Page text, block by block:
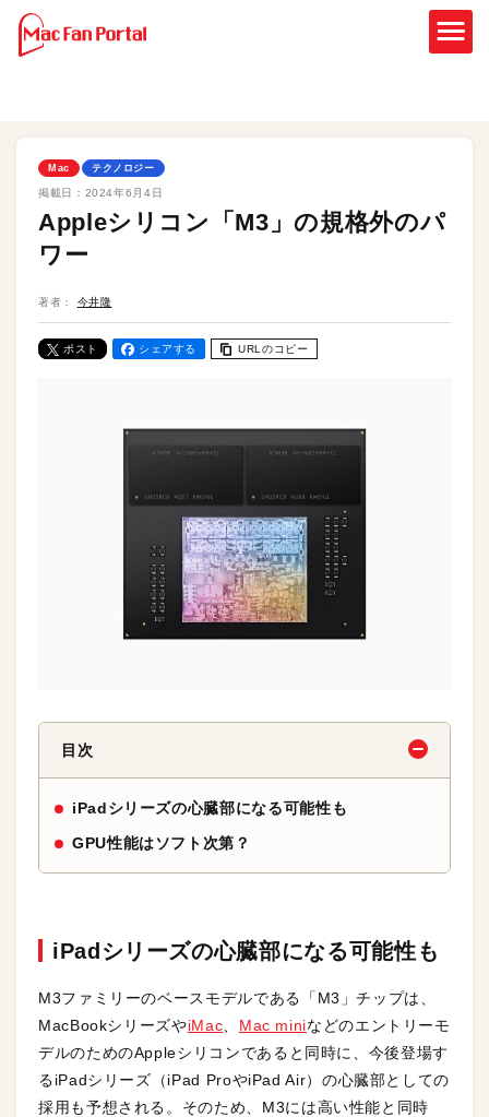
Mac テクノロジー
掲載日： 2024年6月4日
Appleシリコン「M3」の規格外のパ
ワー
著者： 今井隆
ポスト シェアする URLのコピー
目次
iPadシリーズの心臓部になる可能性も
GPU性能はソフト次第？
iPadシリーズの心臓部になる可能性も
M3ファミリーのベースモデルである「M3」チップは、
MacBookシリーズやiMac Mac miniなどのエントリーモ
デルのためのAppleシリコンであると同時に、今後登場す
るiPadシリーズ（iPad ProやiPad Air）の心臓部としての
採用も予想される。そのため、M3には高い性能と同時